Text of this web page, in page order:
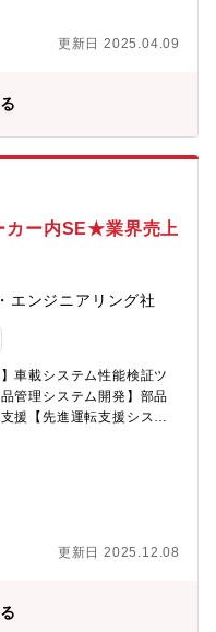
ト、メカ部品等の設計検
に関する設計検討、艤装
●充実の研修制度あり同社
あり、200講座以上のカリ
出来ます。日々新しい技
ンジニアとしてのスキル
ます。●キャリアパス【取
上】大手メーカーやSler、
を中心に多くの顧客を持
工程にプロジェクトがご
せ、転職することなく、
ュニケーションやマネジ
ネジャーとしての活躍も
更新日 2025.04.09
カー内SE★業界売上
エンジニアリング社
車載システム性能検証ツ
管理システム開発】部品
援【先進運転支援システ
ル、アプリ作成【会計シ
テム企画、改修、PJ管理
購買、経理システムの開
産管理システム運用保
】各種耐久試験、
講座以上のカリキュラムか
日々新しい技術が生まれ
更新日 2025.12.08